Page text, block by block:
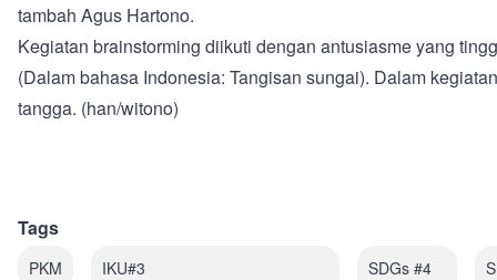
tambah Agus Hartono.
Kegiatan brainstorming diikuti dengan antusiasme yang
(Dalam bahasa Indonesia: Tangisan sungai). Dalam
tangga. (han/witono)
Tags
PKM
IKU#3
SDGs #4